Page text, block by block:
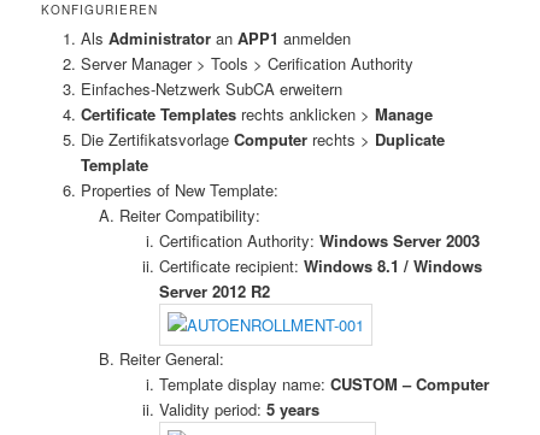
KONFIGURIEREN
Als Administratoran APP1 anmelden
Server Manager > Tools > Cerification Authority
Einfaches-Netzwerk SubCA erweitern
Certificate Templatesrechts anklicken > Manage
Die Zertifikatsvorlage Computerrechts > Duplicate
Template
Properties of New Template:
Reiter Compatibility:
Certification Authority: Windows Server 2003
Certificate recipient: Windows 8.1 / Windows
Server 2012 R2
Reiter General:
Template display name: CUSTOM – Computer
Validity period: 5 years